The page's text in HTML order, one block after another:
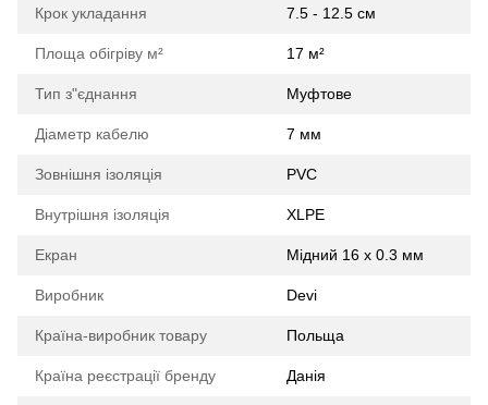
Крок укладання 7.5 - 12.5 см
Площа обігріву м² 17 м²
Тип з"єднання Муфтове
Діаметр кабелю 7 мм
Зовнішня ізоляція PVC
Внутрішня ізоляція XLPE
Екран Мідний 16 х 0.3 мм
Виробник Devi
Країна-виробник товару Польща
Країна реєстрації бренду Данія